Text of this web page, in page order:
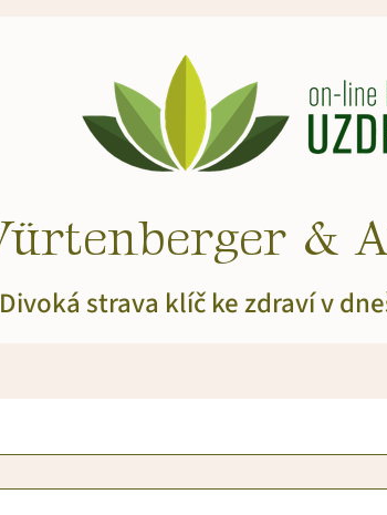
&
Divoká strava klíč ke zdraví v